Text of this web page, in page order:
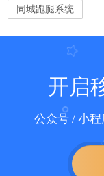
同城跑腿系统
开启
公众号 / 小